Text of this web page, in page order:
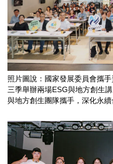
照片圖說：國家發展委員會攜
三季舉辦兩場ESG與地方創生
與地方創生團隊攜手，深化永續